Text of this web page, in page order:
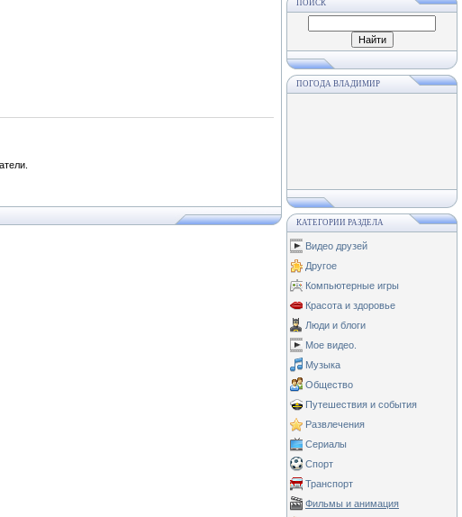
ПОИСК
ПОГОДА ВЛАДИМИР
КАТЕГОРИИ РАЗДЕЛА
Видео друзей
Другое
Компьютерные игры
Красота и здоровье
Люди и блоги
Мое видео.
Музыка
Общество
Путешествия и события
Развлечения
Сериалы
Спорт
Транспорт
Фильмы и анимация